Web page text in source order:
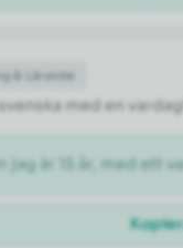
& Lärande
med en
jag är 15 år, med ett